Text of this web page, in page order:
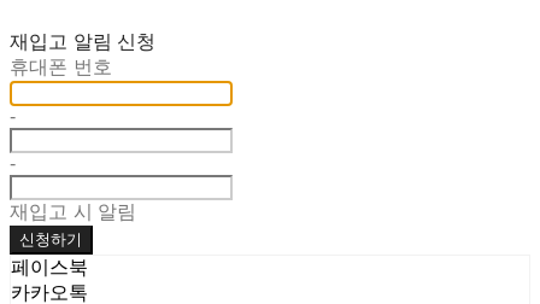
재입고 알림 신청
휴대폰 번호
-
-
재입고 시 알림
신청하기
페이스북
카카오톡